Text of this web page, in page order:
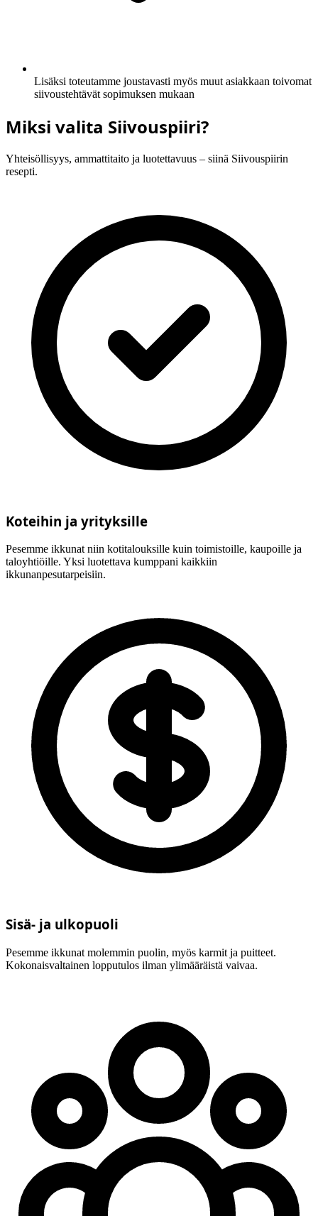
Lisäksi toteutamme joustavasti myös muut asiakkaan toivomat
siivoustehtävät sopimuksen mukaan
Miksi valita Siivouspiiri?
Yhteisöllisyys, ammattitaito ja luotettavuus – siinä Siivouspiirin
resepti.
Koteihin ja yrityksille
Pesemme ikkunat niin kotitalouksille kuin toimistoille, kaupoille ja
taloyhtiöille. Yksi luotettava kumppani kaikkiin
ikkunanpesutarpeisiin.
Sisä- ja ulkopuoli
Pesemme ikkunat molemmin puolin, myös karmit ja puitteet.
Kokonaisvaltainen lopputulos ilman ylimääräistä vaivaa.